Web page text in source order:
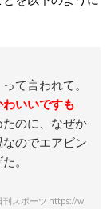
て言われて。
いいですも
のに、なぜか
のでエアビン
。
刊スポーツ https://w